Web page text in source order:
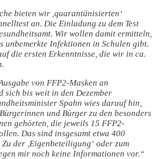
bieten wir ,quarantänisierten‘
an. Die Einladung zu dem Test
Wir wollen damit ermitteln,
unbemerkte Infektionen in Schulen gibt.
die ersten Erkenntnisse, die wir in ca.
von FFP2-Masken an
sich bis weit in den Dezember
Spahn wies darauf hin,
und Bürger zu den besonders
gehörten, die jeweils 15 FFP2-
Das sind insgesamt etwa 400
der ,Eigenbeteiligung‘ oder zum
mir noch keine Informationen vor.“